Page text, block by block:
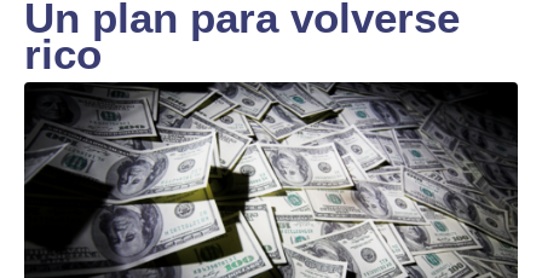
Un plan para volverse
rico